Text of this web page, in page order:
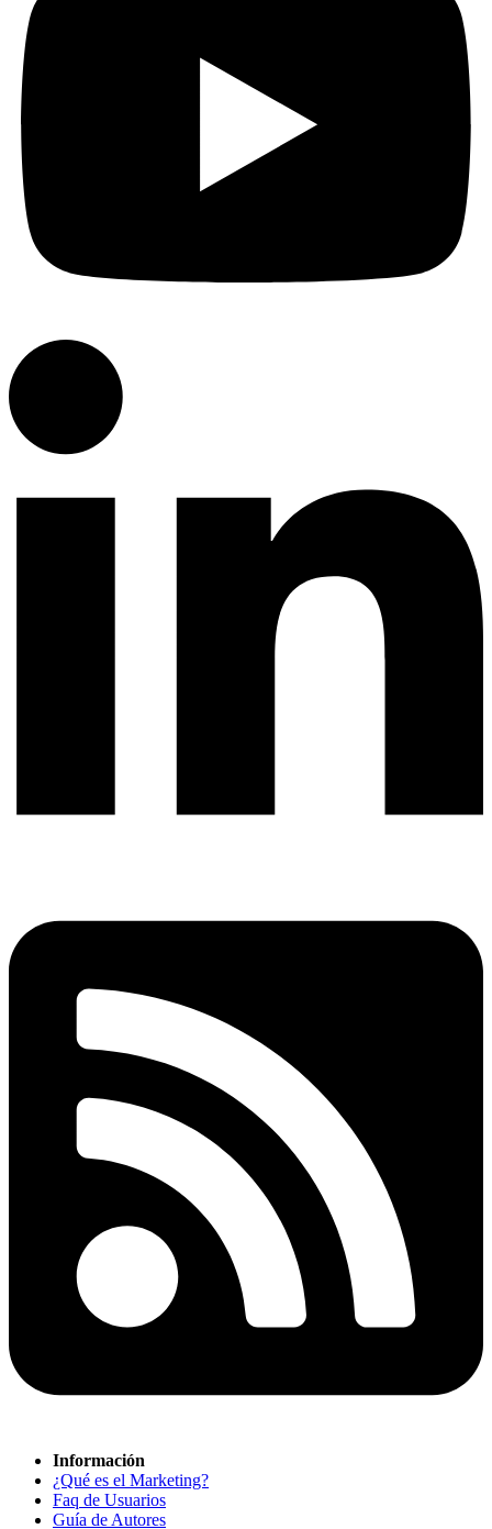
Información
¿Qué es el Marketing?
Faq de Usuarios
Guía de Autores